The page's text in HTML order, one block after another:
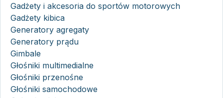
Gadżety i akcesoria do sportów motorowych
Gadżety kibica
Generatory agregaty
Generatory prądu
Gimbale
Głośniki multimedialne
Głośniki przenośne
Głośniki samochodowe